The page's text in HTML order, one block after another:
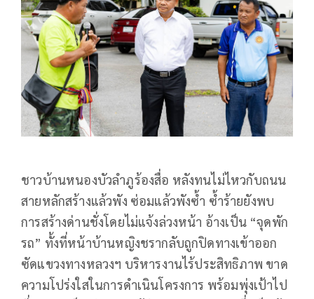
ชาวบ้านหนองบัวลำภูร้องสื่อ หลังทนไม่ไหวกับถนน
สายหลักสร้างแล้วพัง ซ่อมแล้วพังซ้ำ ซ้ำร้ายยังพบ
การสร้างด่านชั่งโดยไม่แจ้งล่วงหน้า อ้างเป็น “จุดพัก
รถ” ทั้งที่หน้าบ้านหญิงชรากลับถูกปิดทางเข้าออก
ซัดแขวงทางหลวงฯ บริหารงานไร้ประสิทธิภาพ ขาด
ความโปร่งใสในการดำเนินโครงการ พร้อมพุ่งเป้าไป